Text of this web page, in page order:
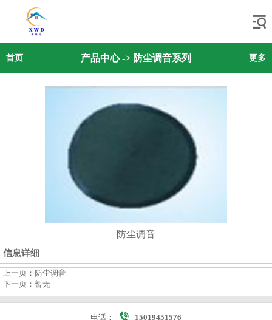
首页 产品中心-> 防尘调音系列 更多
防尘调音
信息详细
上一页： 防尘调音
下一页： 暂无
电话： 15019451576